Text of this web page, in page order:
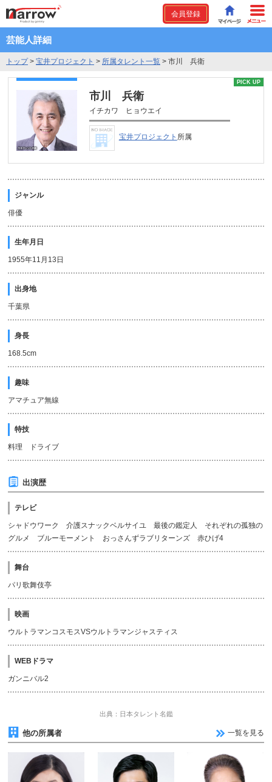
会員登録
芸能人詳細
トップ> 宝井プロジェクト > 所属タレント一覧 > 市川 兵衛
PICK UP
市川 兵衛
イチカワ ヒョウエイ
宝井プロジェクト 所属
ジャンル
俳優
生年月日
1955年11月13日
出身地
千葉県
身長
168.5cm
趣味
アマチュア無線
特技
料理 ドライブ
出演歴
テレビ
シャドウワーク 介護スナックベルサイユ 最後の鑑定人 それぞれの孤独の
グルメ ブルーモーメント おっさんずラブリターンズ 赤ひげ4
舞台
パリ歌舞伎亭
映画
ウルトラマンコスモスVSウルトラマンジャスティス
WEBドラマ
ガンニバル2
出典：日本タレント名鑑
他の所属者 一覧を見る